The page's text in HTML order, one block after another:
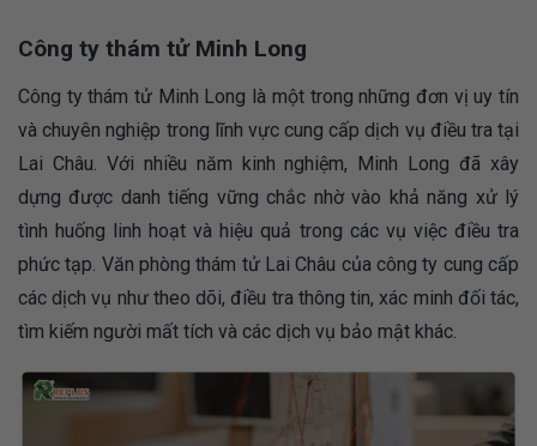
Công ty thám tử Minh Long
Công ty thám tử Minh Long là một trong những đơn vị uy tín
và chuyên nghiệp trong lĩnh vực cung cấp dịch vụ điều tra tại
Lai Châu. Với nhiều năm kinh nghiệm, Minh Long đã xây
dựng được danh tiếng vững chắc nhờ vào khả năng xử lý
tình huống linh hoạt và hiệu quả trong các vụ việc điều tra
phức tạp. Văn phòng thám tử Lai Châu của công ty cung cấp
các dịch vụ như theo dõi, điều tra thông tin, xác minh đối tác,
tìm kiếm người mất tích và các dịch vụ bảo mật khác.